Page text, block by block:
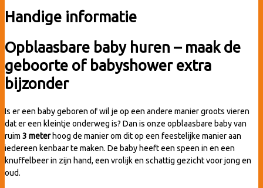
Handige informatie
Opblaasbare baby huren – maak de
geboorte of babyshower extra
bijzonder
Is er een baby geboren of wil je op een andere manier groots vieren
dat er een kleintje onderweg is? Dan is onze opblaasbare baby van
ruim 3 meterhoog de manier om dit op een feestelijke manier aan
iedereen kenbaar te maken. De baby heeft een speen in en een
knuffelbeer in zijn hand, een vrolijk en schattig gezicht voor jong en
oud.